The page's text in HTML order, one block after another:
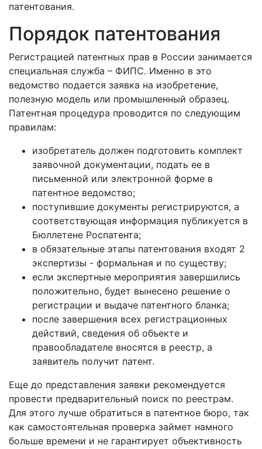
патентования.
Порядок патентования
Регистрацией патентных прав в России занимается
специальная служба – ФИПС. Именно в это
ведомство подается заявка на изобретение,
полезную модель или промышленный образец.
Патентная процедура проводится по следующим
правилам:
изобретатель должен подготовить комплект
заявочной документации, подать ее в
письменной или электронной форме в
патентное ведомство;
поступившие документы регистрируются, а
соответствующая информация публикуется в
Бюллетене Роспатента;
в обязательные этапы патентования входят 2
экспертизы - формальная и по существу;
если экспертные мероприятия завершились
положительно, будет вынесено решение о
регистрации и выдаче патентного бланка;
после завершения всех регистрационных
действий, сведения об объекте и
правообладателе вносятся в реестр, а
заявитель получит патент.
Еще до представления заявки рекомендуется
провести предварительный поиск по реестрам.
Для этого лучше обратиться в патентное бюро, так
как самостоятельная проверка займет намного
больше времени и не гарантирует объективность